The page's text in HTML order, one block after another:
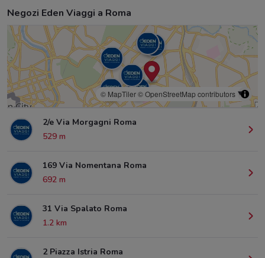
Negozi Eden Viaggi a Roma
© MapTiler© OpenStreetMap contributors
2/e Via Morgagni Roma
529 m
169 Via Nomentana Roma
692 m
31 Via Spalato Roma
1.2 km
2 Piazza Istria Roma